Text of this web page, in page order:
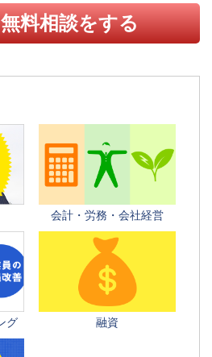
料相談をする
会計・労務・会社経営
グ 融資